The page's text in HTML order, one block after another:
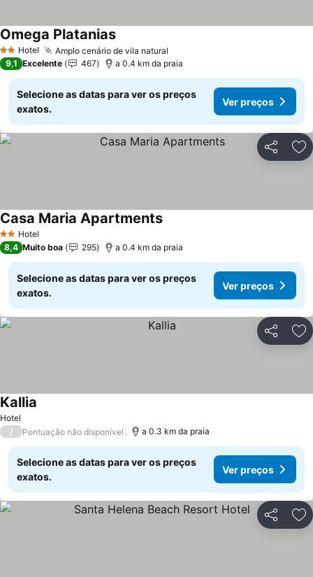
2 Estrelas
Hotel Amplo cenário de vila natural
Omega PlataniasVer preços
9,1 Excelente 467 a 0.4 km da praia
Selecione as datas para ver os preços
exatos.
Ver preços
Partilhar
2 Estrelas
Hotel
Casa Maria ApartmentsVer preços
8,4 Muito boa 295 a 0.4 km da praia
Selecione as datas para ver os preços
exatos.
Ver preços
Partilhar
Hotel
Kallia
/ Pontuação não disponível a 0.3 km da praia
Selecione as datas para ver os preços
exatos.
Ver preços
Partilhar